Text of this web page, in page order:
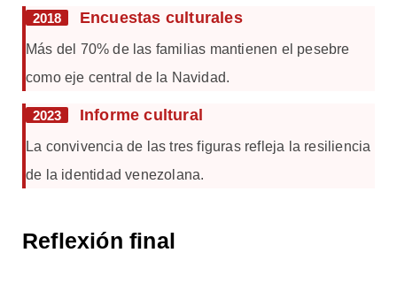
2018 Encuestas culturales
Más del 70% de las familias mantienen el pesebre
como eje central de la Navidad.
2023 Informe cultural
La convivencia de las tres figuras refleja la resiliencia
de la identidad venezolana.
Reflexión final